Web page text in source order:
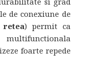
de conexiune de
) permit ca
foarte repede